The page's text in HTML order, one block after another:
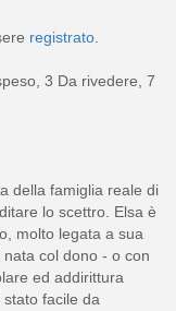
registrato.
3 Da rivedere, 7
della famiglia reale di
lo scettro. Elsa è
molto legata a sua
col dono - o con
ed addirittura
facile da